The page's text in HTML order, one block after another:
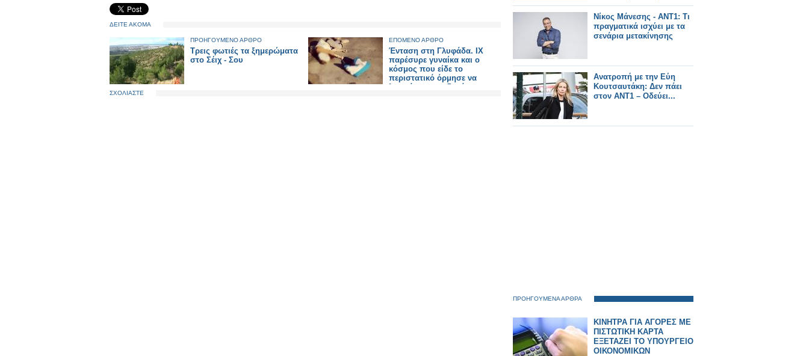
ΔΕΙΤΕ ΑΚΟΜΑ
ΠΡΟΗΓΟΥΜΕΝΟ ΑΡΘΡΟ
Τρεις φωτιές τα ξημερώματα
στο Σέιχ - Σου
ΕΠΟΜΕΝΟ ΑΡΘΡΟ
Ένταση στη Γλυφάδα. ΙΧ
παρέσυρε γυναίκα και ο
κόσμος που είδε το
περιστατικό όρμησε να
λιντσάρει τον οδηγό..
ΣΧΟΛΙΑΣΤΕ
Νίκος Μάνεσης - ΑΝΤ1: Τι
πραγματικά ισχύει με τα
σενάρια μετακίνησης
Ανατροπή με την Εύη
Κουτσαυτάκη: Δεν πάει
στον ΑΝΤ1 – Οδεύει...
ΠΡΟΗΓΟΥΜΕΝΑ ΑΡΘΡΑ
ΚΙΝΗΤΡΑ ΓΙΑ ΑΓΟΡΕΣ ΜΕ
ΠΙΣΤΩΤΙΚΗ ΚΑΡΤΑ
ΕΞΕΤΑΖΕΙ ΤΟ ΥΠΟΥΡΓΕΙΟ
ΟΙΚΟΝΟΜΙΚΩΝ